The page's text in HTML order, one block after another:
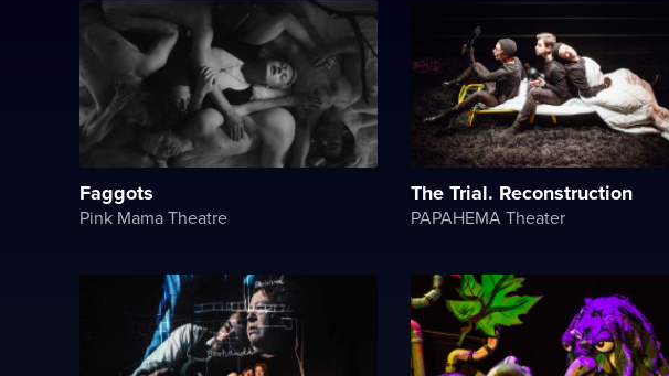
Faggots
Pink Mama Theatre
The Trial. Reconstruction
PAPAHEMA Theater